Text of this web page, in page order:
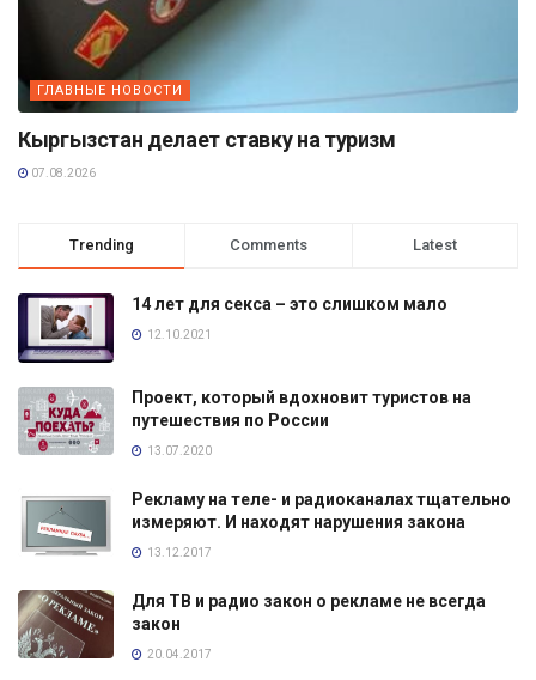
ГЛАВНЫЕ НОВОСТИ
Кыргызстан делает ставку на туризм
07.08.2026
Trending Comments Latest
14 лет для секса – это слишком мало
12.10.2021
Проект, который вдохновит туристов на
путешествия по России
13.07.2020
Рекламу на теле- и радиоканалах тщательно
измеряют. И находят нарушения закона
13.12.2017
Для ТВ и радио закон о рекламе не всегда
закон
20.04.2017